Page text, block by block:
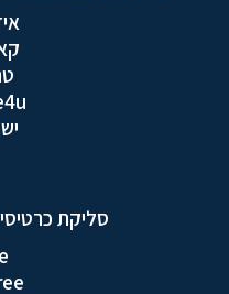
סליקת כרטיסי